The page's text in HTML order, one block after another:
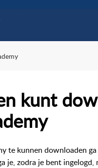
kunt
te kunnen downloaden
je, zodra je bent